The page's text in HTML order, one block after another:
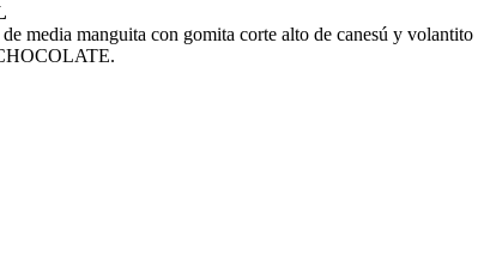
media manguita con gomita corte alto de canesú y volantito